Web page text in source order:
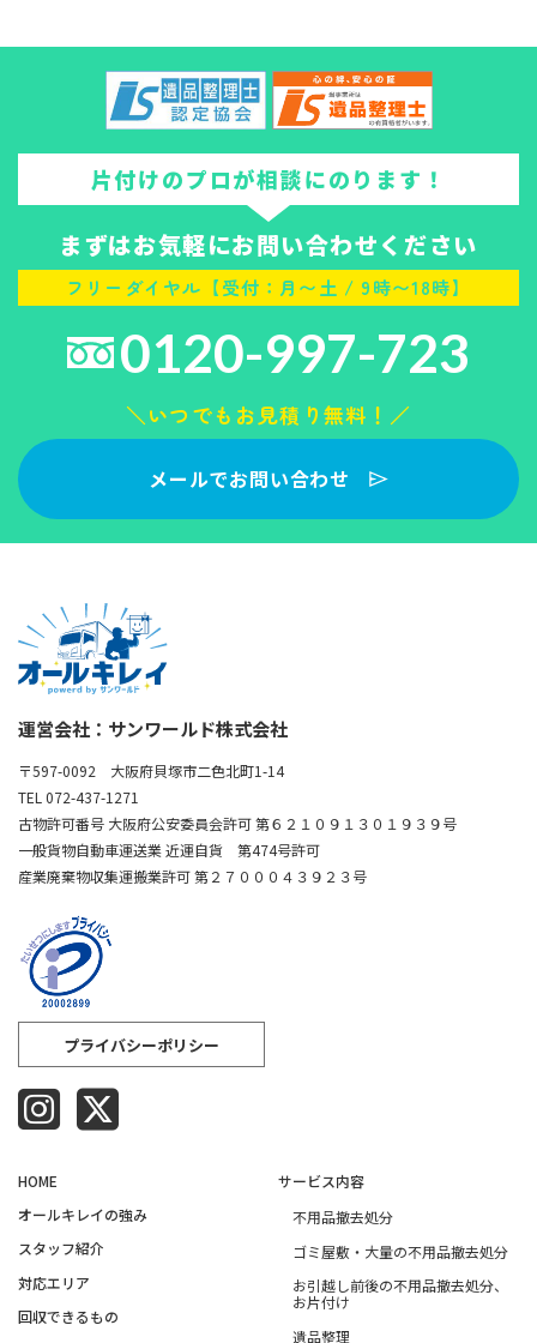
片付けのプロが相談にのります！
まずはお気軽にお問い合わせください
フリーダイヤル【受付：月〜土 / 9時〜18時】
0120-997-723
＼いつでもお見積り無料！／
メールでお問い合わせ
運営会社：サンワールド株式会社
〒597-0092 大阪府貝塚市二色北町1-14
TEL 072-437-1271
古物許可番号 大阪府公安委員会許可 第６２１０９１３０１９３９号
一般貨物自動車運送業 近運自貨 第474号許可
産業廃棄物収集運搬業許可 第２７０００４３９２３号
プライバシーポリシー
HOME
オールキレイの強み​
スタッフ紹介​
対応エリア​
回収できるもの​
サービス内容
不用品撤去処分
ゴミ屋敷・大量の不用品撤去処分
お引越し前後の不用品撤去処分、
お片付け
遺品整理